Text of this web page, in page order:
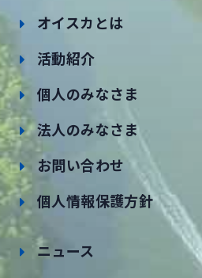
オイスカとは
活動紹介
個人のみなさま
法人のみなさま
お問い合わせ
個人情報保護方針
ニュース